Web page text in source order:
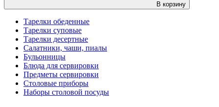
В корзину
Тарелки обеденные
Тарелки суповые
Тарелки десертные
Салатники, чаши, пиалы
Бульонницы
Блюда для сервировки
Предметы сервировки
Столовые приборы
Наборы столовой посуды